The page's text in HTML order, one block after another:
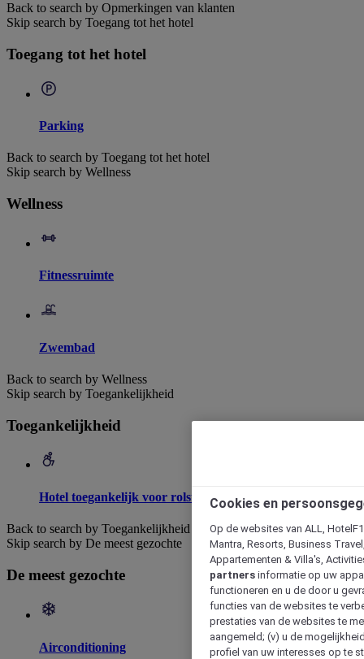
Back to search by Opmerkingen van klanten
Skip search by Toegang tot het hotel
Toegang tot het hotel
Parking
Back to search by Toegang tot het hotel
Skip search by Wellness
Wellness
Fitnessruimte
Zwembad
Back to search by Wellness
Skip search by Toegankelijkheid
Toegankelijkheid
Hotel toegankelijk voor rolstoelen
Back to search by Toegankelijkheid
Skip search by De meest gezochte
De meest gezochte
Airconditioning
Cookies en
Op de websites van ALL,
Mantra, Resorts, Business
Appartementen & Villa's,
partners informatie op uw
functioneren en u de door u
functies van de websites te
prestaties van de websites te
aangemeld; (v) u de
profiel van uw interesses op te